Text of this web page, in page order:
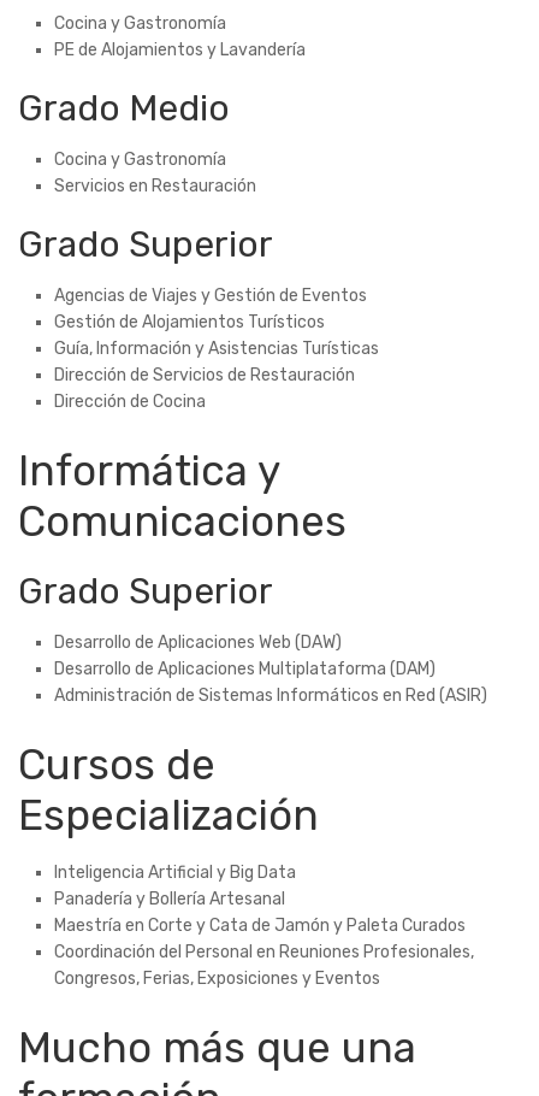
Cocina y Gastronomía
PE de Alojamientos y Lavandería
Grado Medio
Cocina y Gastronomía
Servicios en Restauración
Grado Superior
Agencias de Viajes y Gestión de Eventos
Gestión de Alojamientos Turísticos
Guía, Información y Asistencias Turísticas
Dirección de Servicios de Restauración
Dirección de Cocina
Informática y
Comunicaciones
Grado Superior
Desarrollo de Aplicaciones Web (DAW)
Desarrollo de Aplicaciones Multiplataforma (DAM)
Administración de Sistemas Informáticos en Red (ASIR)
Cursos de
Especialización
Inteligencia Artificial y Big Data
Panadería y Bollería Artesanal
Maestría en Corte y Cata de Jamón y Paleta Curados
Coordinación del Personal en Reuniones Profesionales,
Congresos, Ferias, Exposiciones y Eventos
Mucho más que una